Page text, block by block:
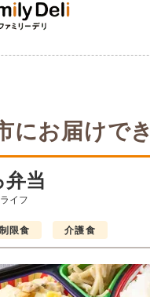
にお届けで
弁当
イフ
制限食 介護食